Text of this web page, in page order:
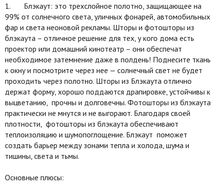
1. Блэкаут: это трехслойное полотно, защищающее на
99% от солнечного света, уличных фонарей, автомобильных
фар и света неоновой рекламы. Шторы и фотошторы из
блэкаута – отличное решение для тех, у кого дома есть
проектор или домашний кинотеатр – они обеспечат
необходимое затемнение даже в полдень! Поднесите ткань
к окну и посмотрите через нее — солнечный свет не будет
проходить через полотно. Шторы из Блэкаута отлично
держат форму, хорошо поддаются драпировке, устойчивы к
выцветанию, прочны и долговечны. Фотошторы из блэкаута
практически не мнутся и не выгорают. Благодаря своей
плотности, фотошторы из блэкаута обеспечивают
теплоизоляцию и шумопоглощение. Блэкаут поможет
создать барьер между зонами тепла и холода, шума и
тишины, света и тьмы.
Основные плюсы: